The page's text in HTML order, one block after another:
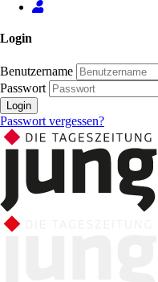
Login
Benutzername
Passwort
Login
Passwort vergessen?